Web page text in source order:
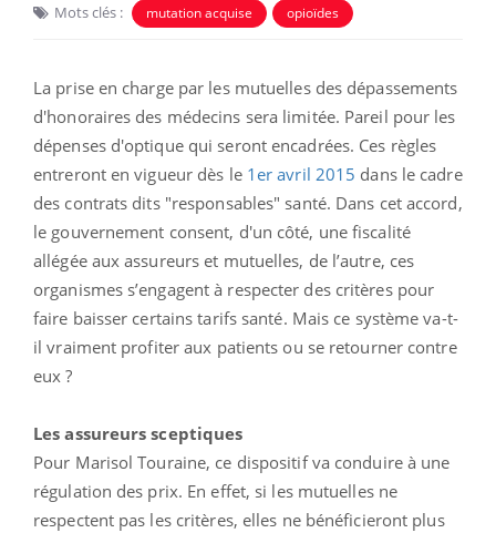
Mots clés : mutation acquise opioïdes
La prise en charge par les mutuelles des dépassements
d'honoraires des médecins sera limitée. Pareil pour les
dépenses d'optique qui seront encadrées. Ces règles
entreront en vigueur dès le 1er avril 2015 dans le cadre
des contrats dits "responsables" santé. Dans cet accord,
le gouvernement consent, d'un côté, une fiscalité
allégée aux assureurs et mutuelles, de l’autre, ces
organismes s’engagent à respecter des critères pour
faire baisser certains tarifs santé. Mais ce système va-t-
il vraiment profiter aux patients ou se retourner contre
eux ?
Les assureurs sceptiques
Pour Marisol Touraine, ce dispositif va conduire à une
régulation des prix. En effet, si les mutuelles ne
respectent pas les critères, elles ne bénéficieront plus